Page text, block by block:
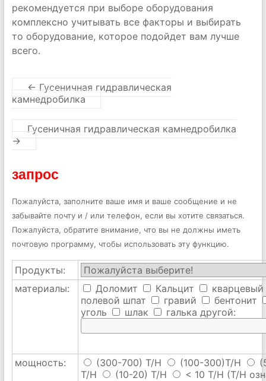
рекомендуется при выборе оборудования
комплексно учитывать все факторы и выбирать
то оборудование, которое подойдет вам лучше
всего.
← Гусеничная гидравлическая
камнедробилка
Гусеничная гидравлическая камнедробилка
→
запрос
Пожалуйста, заполните ваше имя и ваше сообщение и не
забывайте почту и / или телефон, если вы хотите связаться.
Пожалуйста, обратите внимание, что вы не должны иметь
почтовую программу, чтобы использовать эту функцию.
Продукты:
материалы:
Доломит Кальцит
кварцевый
полевой шпат
гравий
бентонит
уголь
шлак галька другой:
мощность: (300-700) T/H (100-300)T/H
T/H
(10-20) T/H < 10 T/H (T/H